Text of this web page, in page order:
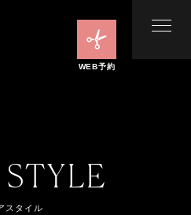
WEB予約
スタイル